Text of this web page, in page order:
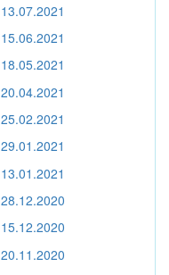
13.07.2021
15.06.2021
18.05.2021
20.04.2021
25.02.2021
29.01.2021
13.01.2021
28.12.2020
15.12.2020
20.11.2020